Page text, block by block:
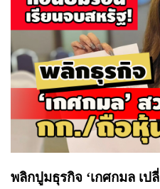
พลิกปูมธุรกิจ ‘เกศกมล เ